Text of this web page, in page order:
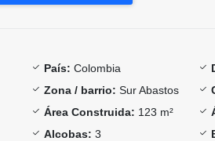
País: Colombia
Zona / barrio: Sur Abastos
Área Construida: 123 m²
Alcobas: 3